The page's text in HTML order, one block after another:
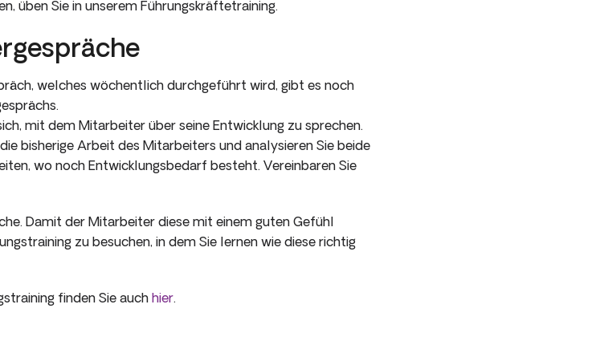
üben Sie in unserem Führungskräftetraining.
welches wöchentlich durchgeführt wird, gibt es noch
mit dem Mitarbeiter über seine Entwicklung zu sprechen.
bisherige Arbeit des Mitarbeiters und analysieren Sie beide
wo noch Entwicklungsbedarf besteht. Vereinbaren Sie
Damit der Mitarbeiter diese mit einem guten Gefühl
zu besuchen, in dem Sie lernen wie diese richtig
finden Sie auch hier.